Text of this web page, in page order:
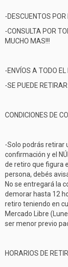
-DESCUENTOS
-CONSULTA POR
MUCHO MAS!!!
-ENVÍOS A TODO EL
-SE PUEDE
CONDICIONES DE
-Solo podrás retirar
confirmación y el
de retiro que figura
persona, debés
No se entregará la
demorar hasta 12
retiro teniendo en
Mercado Libre
ser menor previo
HORARIOS DE